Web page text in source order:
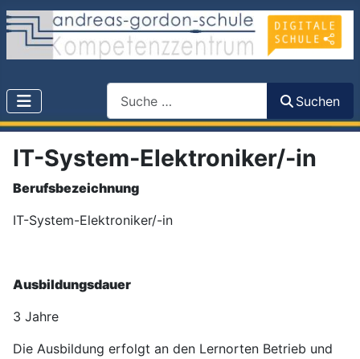
Suchen
IT-System-Elektroniker/-in
Berufsbezeichnung
IT-System-Elektroniker/-in
Ausbildungsdauer
3 Jahre
Die Ausbildung erfolgt an den Lernorten Betrieb und